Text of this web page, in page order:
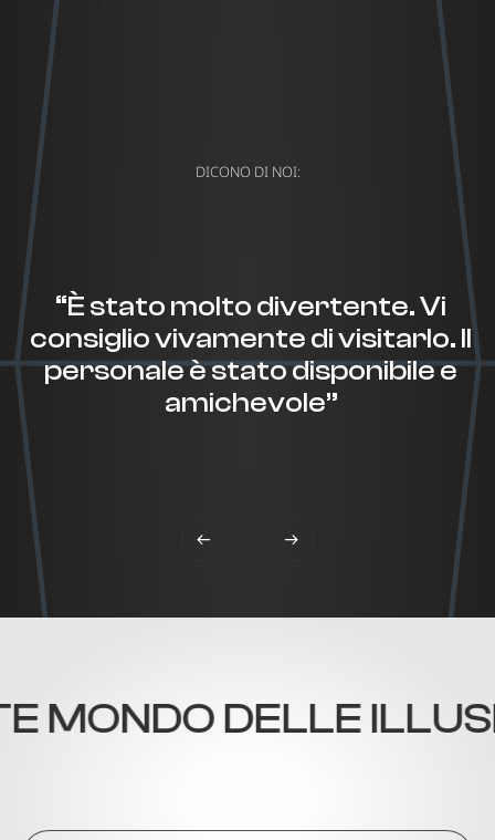
DICONO DI NOI:
“È stato molto divertente. Vi
consiglio vivamente di visitarlo. Il
personale è stato disponibile e
amichevole”
DELLE